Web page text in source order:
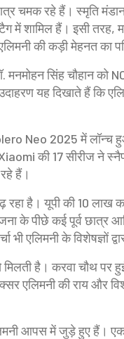
चमक रहे हैं। स्मृति
में शामिल हैं। इसी तरह,
की कड़ी मेहनत का
मनमोहन सिंह चौहान को
यह दिखाते हैं कि
Neo 2025 में
की 17 सीरीज ने
हैं।
रहा है। यूपी की 10 लाख
के पीछे कई पूर्व छात्र
एलिमनी के विशेषज्ञों
है। करवा चौथ पर
एलिमनी की राय और
आपस में जुड़े हुए हैं।